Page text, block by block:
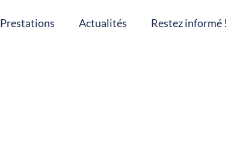
Prestations Actualités Restez informé !